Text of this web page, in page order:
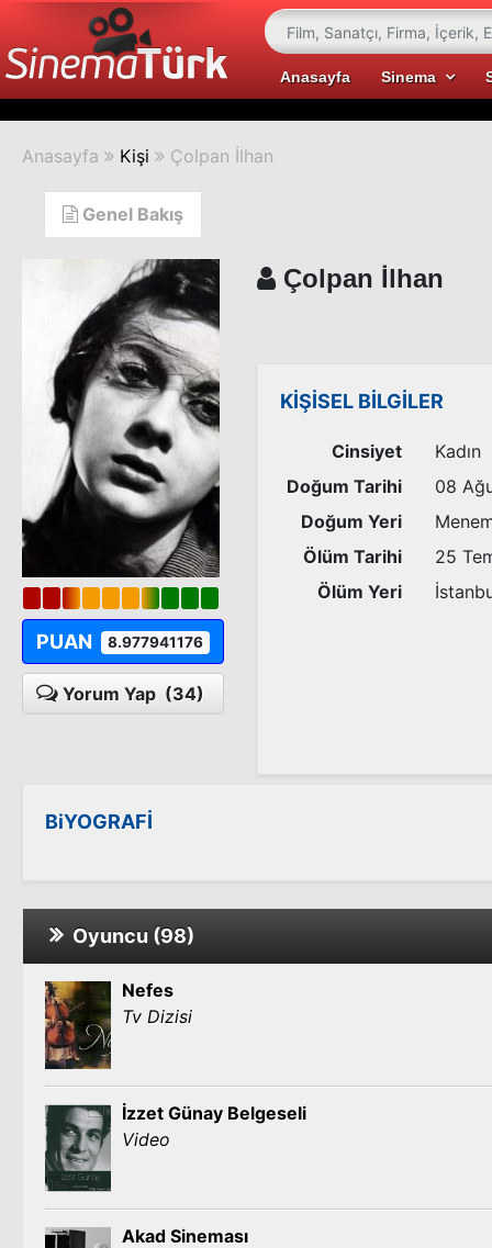
Anasayfa Sinema
Anasayfa Kişi Çolpan İlhan
Genel Bakış
PUAN 8.977941176
Yorum Yap (34)
Çolpan İlhan
KİŞİSEL BİLGİLER
Cinsiyet
Kadın
Doğum Tarihi
08
Doğum Yeri
Ölüm Tarihi
25
Ölüm Yeri
BiYOGRAFİ
Oyuncu (98)
Nefes
Tv Dizisi
İzzet Günay Belgeseli
Video
Akad Sineması